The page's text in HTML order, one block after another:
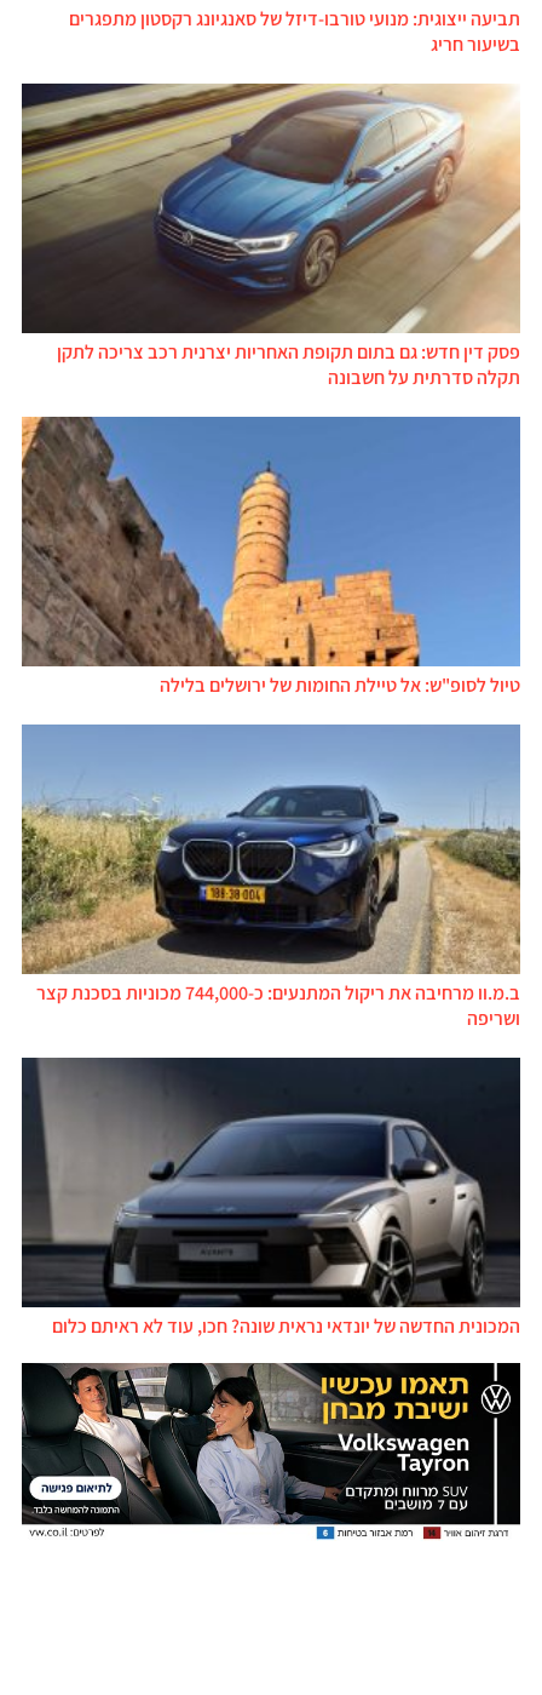
תביעה ייצוגית: מנועי טורבו-דיזל של סאנגיונג רקסטון מתפגרים
בשיעור חריג
פסק דין חדש: גם בתום תקופת האחריות יצרנית רכב צריכה לתקן
תקלה סדרתית על חשבונה
טיול לסופ"ש: אל טיילת החומות של ירושלים בלילה
ב.מ.וו מרחיבה את ריקול המתנעים: כ-744,000 מכוניות בסכנת קצר
ושריפה
המכונית החדשה של יונדאי נראית שונה? חכו, עוד לא ראיתם כלום